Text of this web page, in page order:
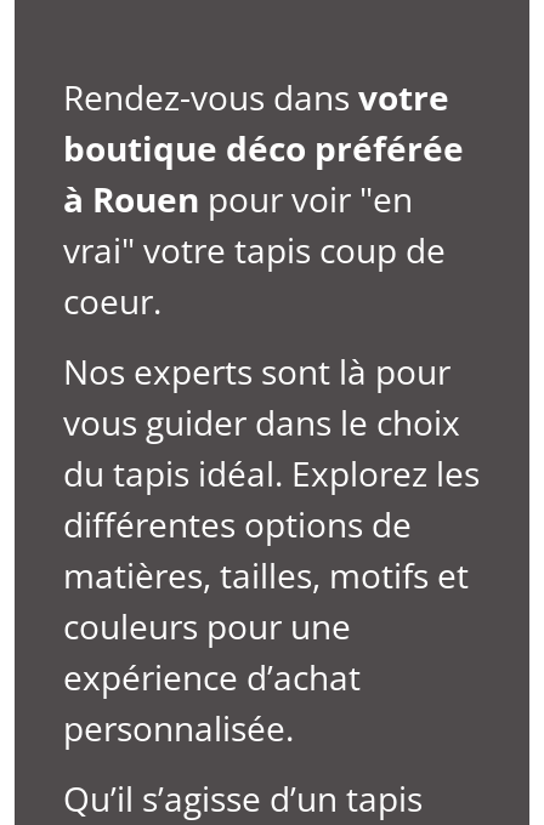
Rendez-vous dans votre
boutique déco préférée
à Rouen pour voir "en
vrai" votre tapis coup de
coeur.
Nos experts sont là pour
vous guider dans le choix
du tapis idéal. Explorez les
différentes options de
matières, tailles, motifs et
couleurs pour une
expérience d’achat
personnalisée.
Qu’il s’agisse d’un tapis